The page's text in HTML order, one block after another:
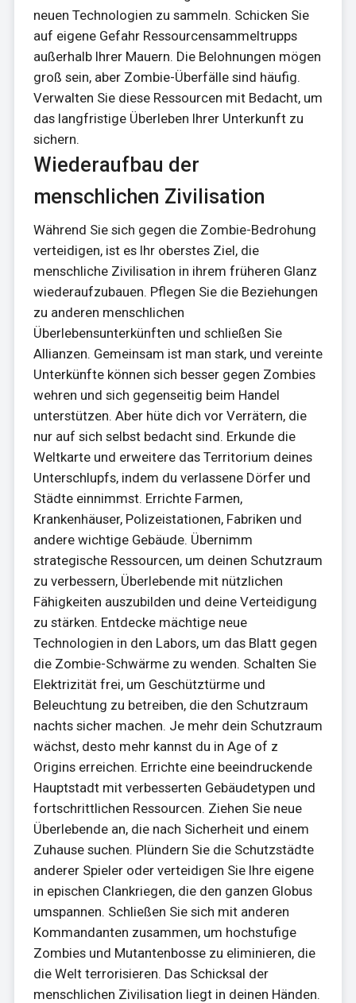
neuen Technologien zu sammeln. Schicken Sie
auf eigene Gefahr Ressourcensammeltrupps
außerhalb Ihrer Mauern. Die Belohnungen mögen
groß sein, aber Zombie-Überfälle sind häufig.
Verwalten Sie diese Ressourcen mit Bedacht, um
das langfristige Überleben Ihrer Unterkunft zu
sichern.
Wiederaufbau der
menschlichen Zivilisation
Während Sie sich gegen die Zombie-Bedrohung
verteidigen, ist es Ihr oberstes Ziel, die
menschliche Zivilisation in ihrem früheren Glanz
wiederaufzubauen. Pflegen Sie die Beziehungen
zu anderen menschlichen
Überlebensunterkünften und schließen Sie
Allianzen. Gemeinsam ist man stark, und vereinte
Unterkünfte können sich besser gegen Zombies
wehren und sich gegenseitig beim Handel
unterstützen. Aber hüte dich vor Verrätern, die
nur auf sich selbst bedacht sind. Erkunde die
Weltkarte und erweitere das Territorium deines
Unterschlupfs, indem du verlassene Dörfer und
Städte einnimmst. Errichte Farmen,
Krankenhäuser, Polizeistationen, Fabriken und
andere wichtige Gebäude. Übernimm
strategische Ressourcen, um deinen Schutzraum
zu verbessern, Überlebende mit nützlichen
Fähigkeiten auszubilden und deine Verteidigung
zu stärken. Entdecke mächtige neue
Technologien in den Labors, um das Blatt gegen
die Zombie-Schwärme zu wenden. Schalten Sie
Elektrizität frei, um Geschütztürme und
Beleuchtung zu betreiben, die den Schutzraum
nachts sicher machen. Je mehr dein Schutzraum
wächst, desto mehr kannst du in Age of z
Origins erreichen. Errichte eine beeindruckende
Hauptstadt mit verbesserten Gebäudetypen und
fortschrittlichen Ressourcen. Ziehen Sie neue
Überlebende an, die nach Sicherheit und einem
Zuhause suchen. Plündern Sie die Schutzstädte
anderer Spieler oder verteidigen Sie Ihre eigene
in epischen Clankriegen, die den ganzen Globus
umspannen. Schließen Sie sich mit anderen
Kommandanten zusammen, um hochstufige
Zombies und Mutantenbosse zu eliminieren, die
die Welt terrorisieren. Das Schicksal der
menschlichen Zivilisation liegt in deinen Händen.